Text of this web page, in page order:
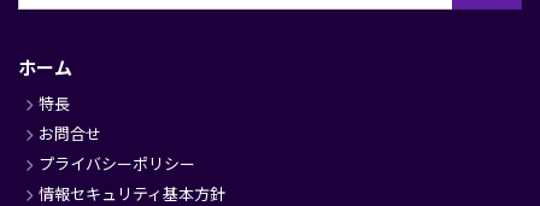
ッ
タ
ー
ホーム
特長
お問合せ
プライバシーポリシー
情報セキュリティ基本方針